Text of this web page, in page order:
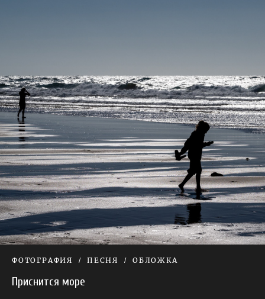
ФОТОГРАФИЯ ПЕСНЯ ОБЛОЖКА
Приснится море